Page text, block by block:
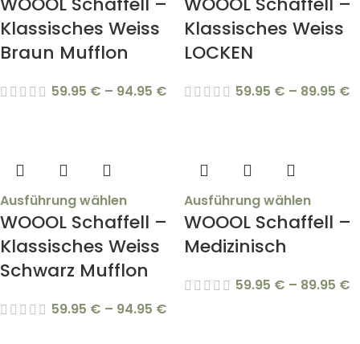
Klassisches Weiss
Braun Mufflon
59.95 € – 94.95 €
Klassisches Weiss
LOCKEN
59.95 € – 89.95 €
Ausführung wählen
WOOOL Schaffell –
Klassisches Weiss
Schwarz Mufflon
59.95 € – 94.95 €
Ausführung wählen
WOOOL Schaffell –
Medizinisch
59.95 € – 89.95 €